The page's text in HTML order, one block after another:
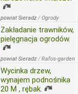
powiat Sieradz /Ogrody
Zakładanie trawników,
pielęgnacja ogrodów.
powiat Sieradz /Rafos-garden
Wycinka drzew,
wynajem podnośnika
20 M , rębak.